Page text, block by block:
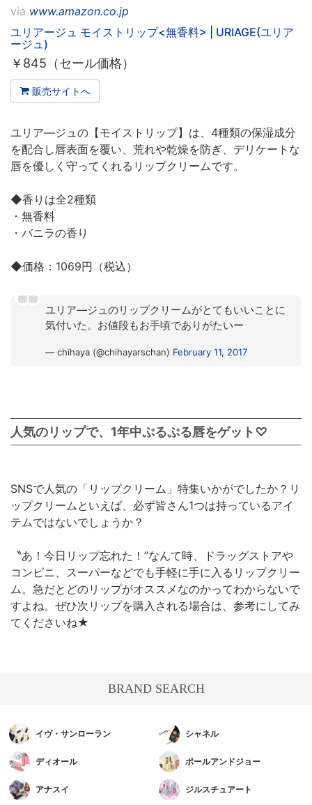
via www.amazon.co.jp
ユリアージュ モイストリップ<無香料> | URIAGE(ユリア
ージュ)
￥ 845（セール価格）
販売サイトへ
ユリア―ジュの【モイストリップ】は、4種類の保湿成分
を配合し唇表面を覆い、荒れや乾燥を防ぎ、デリケートな
唇を優しく守ってくれるリップクリームです。
◆香りは全2種類
・無香料
・バニラの香り
◆価格：1069円（税込）
ユリア―ジュのリップクリームがとてもいいことに
気付いた。お値段もお手頃でありがたいー
— chihaya (@chihayarschan) February 11, 2017
人気のリップで、1年中ぷるぷる唇をゲット♡
SNSで人気の「リップクリーム」特集いかがでしたか？リ
ップクリームといえば、必ず皆さん1つは持っているアイ
テムではないでしょうか？
〝あ！今日リップ忘れた！”なんて時、ドラッグストアや
コンビニ、スーパーなどでも手軽に手に入るリップクリー
ム。急だとどのリップがオススメなのかってわからないで
すよね。ぜひ次リップを購入される場合は、参考にしてみ
てくださいね★
BRAND SEARCH
イヴ・サンローラン シャネル
ディオール ポールアンドジョー
アナスイ ジルスチュアート